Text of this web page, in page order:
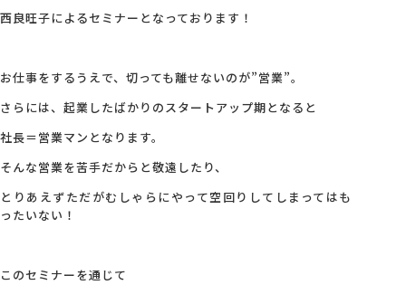
西良旺子によるセミナーとなっております！
お仕事をするうえで、切っても離せないのが”営業”。
さらには、起業したばかりのスタートアップ期となると
社長＝営業マンとなります。
そんな営業を苦手だからと敬遠したり、
とりあえずただがむしゃらにやって空回りしてしまってはも
ったいない！
このセミナーを通じて